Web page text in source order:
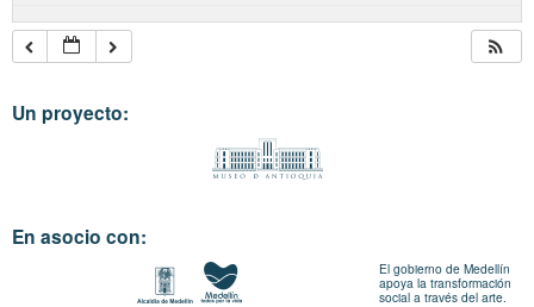
Un proyecto:
En asocio con:
El gobierno de Medellín
apoya la transformación
social a través del arte.